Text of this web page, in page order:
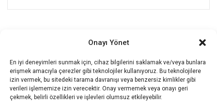
Onayı Yönet
En iyi deneyimleri sunmak için, cihaz bilgilerini saklamak ve/veya bunlara
erişmek amacıyla çerezler gibi teknolojiler kullanıyoruz. Bu teknolojilere
izin vermek, bu sitedeki tarama davranışı veya benzersiz kimlikler gibi
verileri işlememize izin verecektir. Onay vermemek veya onayı geri
çekmek, belirli özellikleri ve işlevleri olumsuz etkileyebilir.